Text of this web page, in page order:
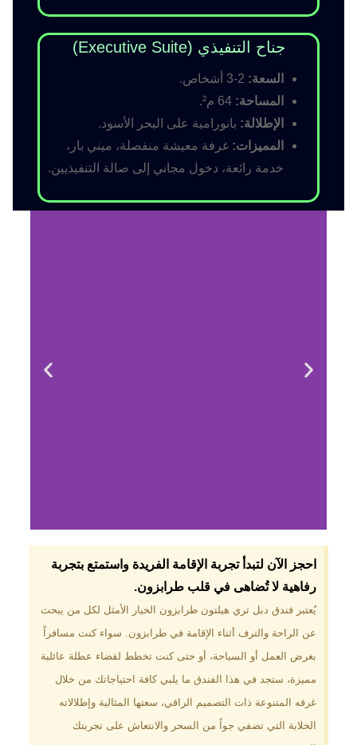
جناح التنفيذي (Executive Suite)
السعة:
المساحة:
الإطلالة: بانورامية على البحر الأسود.
المميزات: غرفة معيشة منفصلة، ميني بار،
خدمة رائعة، دخول مجاني إلى صالة التنفيذيين.
لماذا تختار فندق دبل
تري هيلتون
طرابزون؟
موقع مميز في قلب طرابزون بالقرب
من أهم المعالم السياحية. إطلالات
الخضراء. مرافق متكاملة تشمل
مسبحًا داخليًا، سبا، صالة ألعاب
رياضية، ومطاعم عالمية.
احجز الآن لتبدأ تجربة الإقامة الفريدة واستمتع بتجربة
رفاهية لا تُضاهى في قلب طرابزون.​
يُعتبر فندق دبل تري هيلتون طرابزون الخيار الأمثل لكل من يبحث
عن الراحة والترف أثناء الإقامة في طرابزون. سواء كنت مسافراً
بغرض العمل أو السياحة، أو حتى كنت تخطط لقضاء عطلة عائلية
مميزة، ستجد في هذا الفندق ما يلبي كافة احتياجاتك من خلال
غرفه المتنوعة ذات التصميم الراقي، سعتها المثالية وإطلالاته
الخلابة التي تضفي جواً من السحر والانتعاش على تجربتك